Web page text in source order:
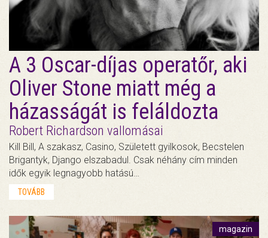
A 3 Oscar-díjas operatőr, aki
Oliver Stone miatt még a
házasságát is feláldozta
Robert Richardson vallomásai
Kill Bill, A szakasz, Casino, Született gyilkosok, Becstelen
Brigantyk, Django elszabadul. Csak néhány cím minden
idők egyik legnagyobb hatású…
TOVÁBB
magazin